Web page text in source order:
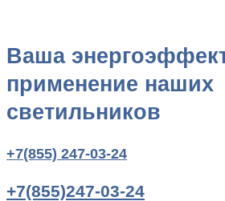
Ваша
применение наших
светильников
+7(855) 247-03-24
+7(855)247-03-24